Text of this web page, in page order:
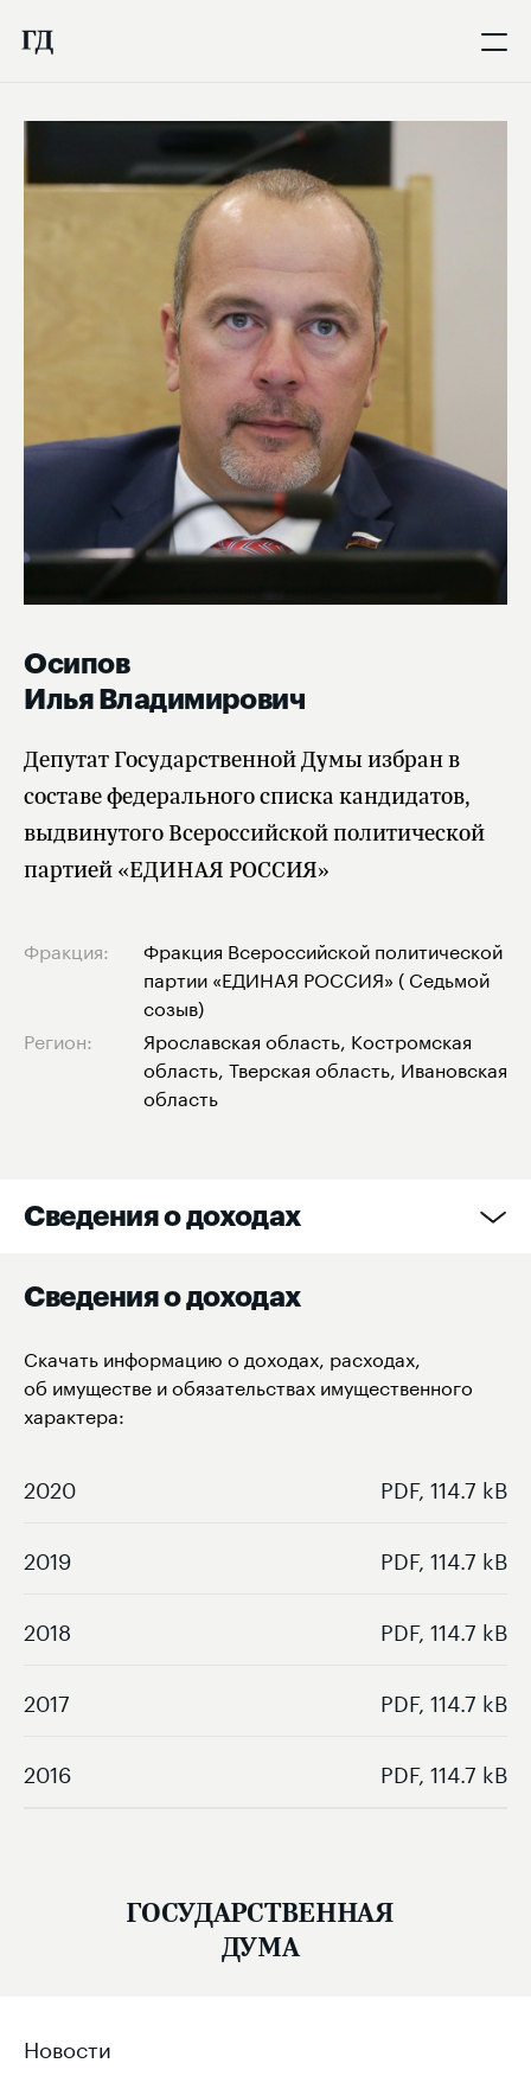
Осипов
Илья Владимирович
Депутат Государственной Думы избран в
составе федерального списка кандидатов,
выдвинутого Всероссийской политической
партией «ЕДИНАЯ РОССИЯ»
Фракция:
Фракция Всероссийской политической
партии «ЕДИНАЯ РОССИЯ» ( Седьмой
созыв)
Регион:
Ярославская область, Костромская
область, Тверская область, Ивановская
область
Сведения о доходах
Сведения о доходах
Скачать информацию о доходах, расходах,
об имуществе и обязательствах имущественного
характера:
2020 PDF, 114.7 kB
2019 PDF, 114.7 kB
2018 PDF, 114.7 kB
2017 PDF, 114.7 kB
2016 PDF, 114.7 kB
ГОСУДАРСТВЕННАЯ
ДУМА
Новости